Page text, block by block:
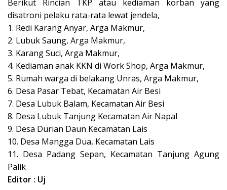
Berikut Rincian TKP atau kediaman korban yang
disatroni pelaku rata-rata lewat jendela,
1. Redi Karang Anyar, Arga Makmur,
2. Lubuk Saung, Arga Makmur,
3. Karang Suci, Arga Makmur,
4. Kediaman anak KKN di Work Shop, Arga Makmur,
5. Rumah warga di belakang Unras, Arga Makmur,
6. Desa Pasar Tebat, Kecamatan Air Besi
7. Desa Lubuk Balam, Kecamatan Air Besi
8. Desa Lubuk Tanjung Kecamatan Air Napal
9. Desa Durian Daun Kecamatan Lais
10. Desa Mangga Dua, Kecamatan Lais
11. Desa Padang Sepan, Kecamatan Tanjung Agung
Palik
Editor : Uj